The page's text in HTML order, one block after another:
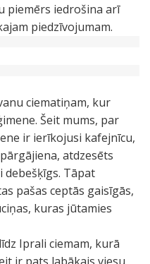
piemērs iedrošina arī
piedzīvojumam.
ciematiņam, kur
Šeit mums, par
ir ierīkojusi kafejnīcu,
atdzesēts
debešķīgs. Tāpat
pašas ceptās gaisīgās,
kuras jūtamies
Iprali ciemam, kurā